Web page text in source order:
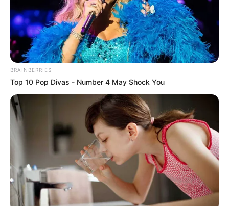
BRAINBERRIES
Top 10 Pop Divas - Number 4 May Shock You